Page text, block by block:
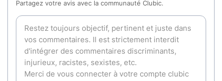
Partagez votre avis avec la communauté Clubic.